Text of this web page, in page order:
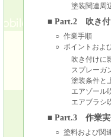
塗装関連周
■ Part.2 吹き付
○ 作業手順
○ ポイントおよ
吹き付けに
スプレーガ
塗装条件と
エアゾール
エアブラシ
■ Part.3 作業実
○ 塗料および関